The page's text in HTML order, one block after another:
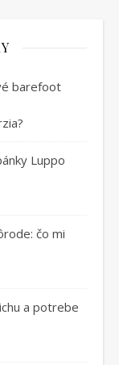
barefoot
Luppo
čo mi
a potrebe